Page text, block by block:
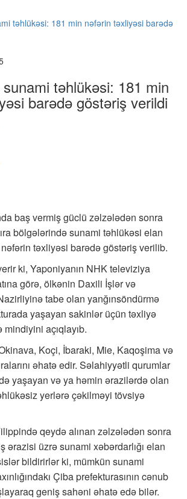
təhlükəsi: 181 min
barədə göstəriş verildi
baş vermiş güclü zəlzələdən sonra
bölgələrində sunami təhlükəsi elan
təxliyəsi barədə göstəriş verilib.
ki, Yaponiyanın NHK televiziya
görə, ölkənin Daxili İşlər və
tabe olan yanğınsöndürmə
yaşayan sakinlər üçün təxliyə
mindiyini açıqlayıb.
Koçi, İbaraki, Mie, Kaqoşima və
əhatə edir. Səlahiyyətli qurumlar
yaşayan və ya həmin ərazilərdə olan
yerlərə çəkilməyi tövsiyə
qeydə alınan zəlzələdən sonra
ərazisi üzrə sunami xəbərdarlığı elan
bildirirlər ki, mümkün sunami
Çiba prefekturasının cənub
geniş sahəni əhatə edə bilər.